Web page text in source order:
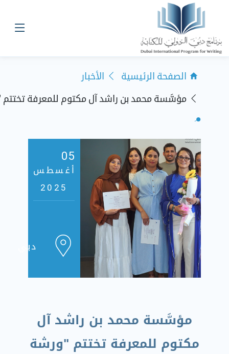
الصفحة الرئيسية الأخبار
مؤسَّسة محمد بن راشد آل مكتوم للمعرفة
05
أغسطس
2025
دبي
مؤسَّسة محمد بن راشد آل
مكتوم للمعرفة تختتم "ورشة